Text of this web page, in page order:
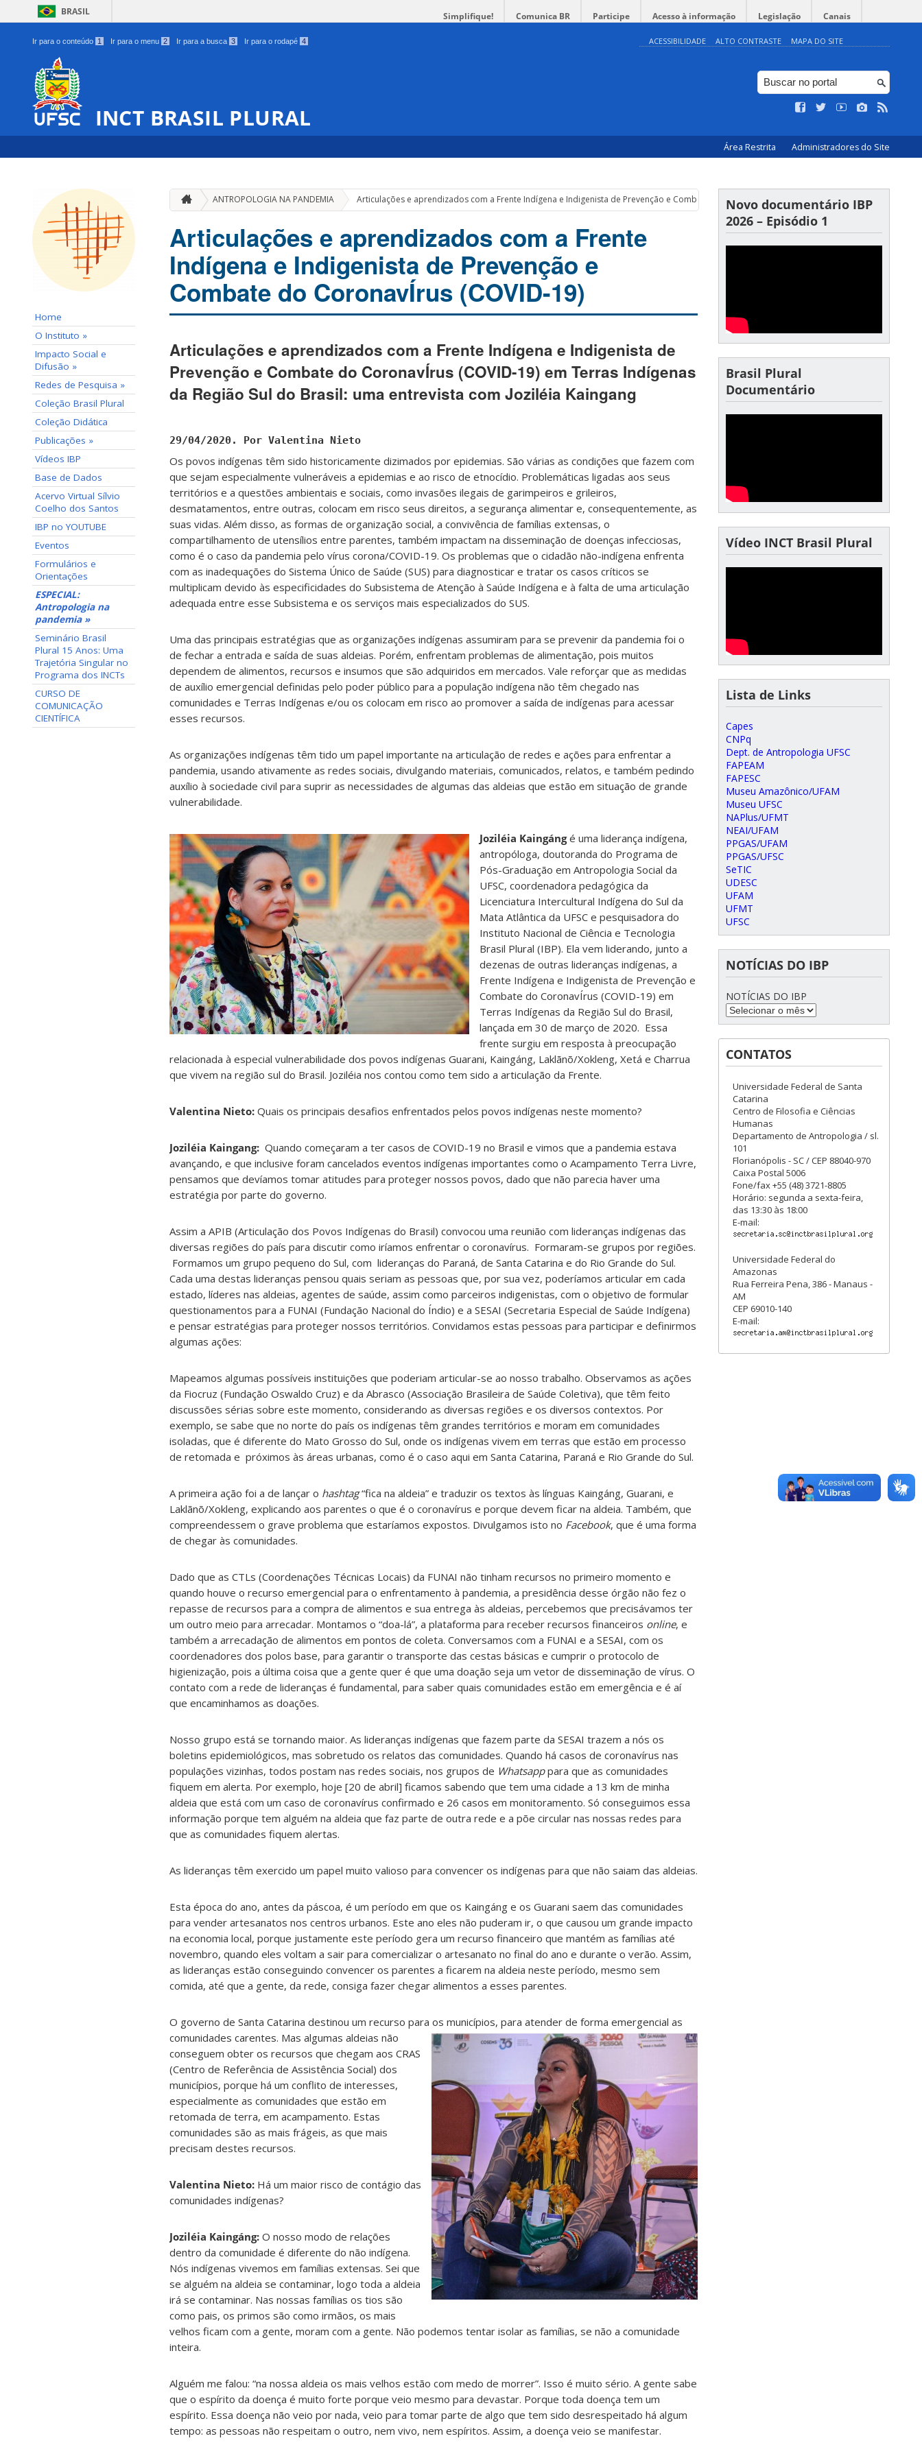
BRASIL Simplifique! Comunica BR Participe Acesso à informação Legislação Canais
Ir para o conteúdo 1 Ir para o menu 2 Ir para a busca 3 Ir para o rodapé 4 ACESSIBILIDADE ALTO CONTRASTE MAPA DO SITE
INCT BRASIL PLURAL
Área Restrita Administradores do Site
Home
O Instituto »
Impacto Social e
Difusão »
Redes de Pesquisa »
Coleção Brasil Plural
Coleção Didática
Publicações »
Vídeos IBP
Base de Dados
Acervo Virtual Sílvio
Coelho dos Santos
IBP no YOUTUBE
Eventos
Formulários e
Orientações
ESPECIAL:
Antropologia na
pandemia »
Seminário Brasil
Plural 15 Anos: Uma
Trajetória Singular no
Programa dos INCTs
CURSO DE
COMUNICAÇÃO
CIENTÍFICA
ANTROPOLOGIA NA PANDEMIA Articulações e aprendizados com a Frente Indígena e Indigenista de Prevenção e Combate do CoronavÍrus (COVID-19)
Articulações e aprendizados com a Frente
Indígena e Indigenista de Prevenção e
Combate do CoronavÍrus (COVID-19)
Articulações e aprendizados com a Frente Indígena e Indigenista de
Prevenção e Combate do CoronavÍrus (COVID-19) em Terras Indígenas
da Região Sul do Brasil: uma entrevista com Joziléia Kaingang
29/04/2020. Por Valentina Nieto
Os povos indígenas têm sido historicamente dizimados por epidemias. São várias as condições que fazem com
que sejam especialmente vulneráveis a epidemias e ao risco de etnocídio. Problemáticas ligadas aos seus
territórios e a questões ambientais e sociais, como invasões ilegais de garimpeiros e grileiros,
desmatamentos, entre outras, colocam em risco seus direitos, a segurança alimentar e, consequentemente, as
suas vidas. Além disso, as formas de organização social, a convivência de famílias extensas, o
compartilhamento de utensílios entre parentes, também impactam na disseminação de doenças infecciosas,
como é o caso da pandemia pelo vírus corona/COVID-19. Os problemas que o cidadão não-indígena enfrenta
com as inadequações do Sistema Único de Saúde (SUS) para diagnosticar e tratar os casos críticos se
multiplicam devido às especificidades do Subsistema de Atenção à Saúde Indígena e à falta de uma articulação
adequada entre esse Subsistema e os serviços mais especializados do SUS.
Uma das principais estratégias que as organizações indígenas assumiram para se prevenir da pandemia foi o
de fechar a entrada e saída de suas aldeias. Porém, enfrentam problemas de alimentação, pois muitos
dependem de alimentos, recursos e insumos que são adquiridos em mercados. Vale reforçar que as medidas
de auxílio emergencial definidas pelo poder público para a população indígena não têm chegado nas
comunidades e Terras Indígenas e/ou os colocam em risco ao promover a saída de indígenas para acessar
esses recursos.
As organizações indígenas têm tido um papel importante na articulação de redes e ações para enfrentar a
pandemia, usando ativamente as redes sociais, divulgando materiais, comunicados, relatos, e também pedindo
auxílio à sociedade civil para suprir as necessidades de algumas das aldeias que estão em situação de grande
vulnerabilidade.
Joziléia Kaingángé uma liderança indígena,
antropóloga, doutoranda do Programa de
Pós-Graduação em Antropologia Social da
UFSC, coordenadora pedagógica da
Licenciatura Intercultural Indígena do Sul da
Mata Atlântica da UFSC e pesquisadora do
Instituto Nacional de Ciência e Tecnologia
Brasil Plural (IBP). Ela vem liderando, junto a
dezenas de outras lideranças indígenas, a
Frente Indígena e Indigenista de Prevenção e
Combate do CoronavÍrus (COVID-19) em
Terras Indígenas da Região Sul do Brasil,
lançada em 30 de março de 2020. Essa
frente surgiu em resposta à preocupação
relacionada à especial vulnerabilidade dos povos indígenas Guarani, Kaingáng, Laklãnõ/Xokleng, Xetá e Charrua
que vivem na região sul do Brasil. Joziléia nos contou como tem sido a articulação da Frente.
Valentina Nieto: Quais os principais desafios enfrentados pelos povos indígenas neste momento?
Joziléia Kaingang: Quando começaram a ter casos de COVID-19 no Brasil e vimos que a pandemia estava
avançando, e que inclusive foram cancelados eventos indígenas importantes como o Acampamento Terra Livre,
pensamos que devíamos tomar atitudes para proteger nossos povos, dado que não parecia haver uma
estratégia por parte do governo.
Assim a APIB (Articulação dos Povos Indígenas do Brasil) convocou uma reunião com lideranças indígenas das
diversas regiões do país para discutir como iríamos enfrentar o coronavírus. Formaram-se grupos por regiões.
Formamos um grupo pequeno do Sul, com lideranças do Paraná, de Santa Catarina e do Rio Grande do Sul.
Cada uma destas lideranças pensou quais seriam as pessoas que, por sua vez, poderíamos articular em cada
estado, líderes nas aldeias, agentes de saúde, assim como parceiros indigenistas, com o objetivo de formular
questionamentos para a FUNAI (Fundação Nacional do Índio) e a SESAI (Secretaria Especial de Saúde Indígena)
e pensar estratégias para proteger nossos territórios. Convidamos estas pessoas para participar e definirmos
algumas ações:
Mapeamos algumas possíveis instituições que poderiam articular-se ao nosso trabalho. Observamos as ações
da Fiocruz (Fundação Oswaldo Cruz) e da Abrasco (Associação Brasileira de Saúde Coletiva), que têm feito
discussões sérias sobre este momento, considerando as diversas regiões e os diversos contextos. Por
exemplo, se sabe que no norte do país os indígenas têm grandes territórios e moram em comunidades
isoladas, que é diferente do Mato Grosso do Sul, onde os indígenas vivem em terras que estão em processo
de retomada e próximos às áreas urbanas, como é o caso aqui em Santa Catarina, Paraná e Rio Grande do Sul.
A primeira ação foi a de lançar o hashtag“fica na aldeia” e traduzir os textos às línguas Kaingáng, Guarani, e
Laklãnõ/Xokleng, explicando aos parentes o que é o coronavírus e porque devem ficar na aldeia. Também, que
compreendessem o grave problema que estaríamos expostos. Divulgamos isto no Facebook, que é uma forma
de chegar às comunidades.
Dado que as CTLs (Coordenações Técnicas Locais) da FUNAI não tinham recursos no primeiro momento e
quando houve o recurso emergencial para o enfrentamento à pandemia, a presidência desse órgão não fez o
repasse de recursos para a compra de alimentos e sua entrega às aldeias, percebemos que precisávamos ter
um outro meio para arrecadar. Montamos o “doa-lá”, a plataforma para receber recursos financeiros online, e
também a arrecadação de alimentos em pontos de coleta. Conversamos com a FUNAI e a SESAI, com os
coordenadores dos polos base, para garantir o transporte das cestas básicas e cumprir o protocolo de
higienização, pois a última coisa que a gente quer é que uma doação seja um vetor de disseminação de vírus. O
contato com a rede de lideranças é fundamental, para saber quais comunidades estão em emergência e é aí
que encaminhamos as doações.
Nosso grupo está se tornando maior. As lideranças indígenas que fazem parte da SESAI trazem a nós os
boletins epidemiológicos, mas sobretudo os relatos das comunidades. Quando há casos de coronavírus nas
populações vizinhas, todos postam nas redes sociais, nos grupos de Whatsapppara que as comunidades
fiquem em alerta. Por exemplo, hoje [20 de abril] ficamos sabendo que tem uma cidade a 13 km de minha
aldeia que está com um caso de coronavírus confirmado e 26 casos em monitoramento. Só conseguimos essa
informação porque tem alguém na aldeia que faz parte de outra rede e a põe circular nas nossas redes para
que as comunidades fiquem alertas.
As lideranças têm exercido um papel muito valioso para convencer os indígenas para que não saiam das aldeias.
Esta época do ano, antes da páscoa, é um período em que os Kaingáng e os Guarani saem das comunidades
para vender artesanatos nos centros urbanos. Este ano eles não puderam ir, o que causou um grande impacto
na economia local, porque justamente este período gera um recurso financeiro que mantém as famílias até
novembro, quando eles voltam a sair para comercializar o artesanato no final do ano e durante o verão. Assim,
as lideranças estão conseguindo convencer os parentes a ficarem na aldeia neste período, mesmo sem
comida, até que a gente, da rede, consiga fazer chegar alimentos a esses parentes.
O governo de Santa Catarina destinou um recurso para os municípios, para atender de forma emergencial as
comunidades carentes. Mas algumas aldeias não
conseguem obter os recursos que chegam aos CRAS
(Centro de Referência de Assistência Social) dos
municípios, porque há um conflito de interesses,
especialmente as comunidades que estão em
retomada de terra, em acampamento. Estas
comunidades são as mais frágeis, as que mais
precisam destes recursos.
Valentina Nieto: Há um maior risco de contágio das
comunidades indígenas?
Joziléia Kaingáng: O nosso modo de relações
dentro da comunidade é diferente do não indígena.
Nós indígenas vivemos em famílias extensas. Sei que
se alguém na aldeia se contaminar, logo toda a aldeia
irá se contaminar. Nas nossas famílias os tios são
como pais, os primos são como irmãos, os mais
velhos ficam com a gente, moram com a gente. Não podemos tentar isolar as famílias, se não a comunidade
inteira.
Alguém me falou: “na nossa aldeia os mais velhos estão com medo de morrer”. Isso é muito sério. A gente sabe
que o espírito da doença é muito forte porque veio mesmo para devastar. Porque toda doença tem um
espírito. Essa doença não veio por nada, veio para tomar parte de algo que tem sido desrespeitado há algum
tempo: as pessoas não respeitam o outro, nem vivo, nem espíritos. Assim, a doença veio se manifestar.
Novo documentário IBP
2026 – Episódio 1
Brasil Plural
Documentário
Vídeo INCT Brasil Plural
Lista de Links
Capes
CNPq
Dept. de Antropologia UFSC
FAPEAM
FAPESC
Museu Amazônico/UFAM
Museu UFSC
NAPlus/UFMT
NEAI/UFAM
PPGAS/UFAM
PPGAS/UFSC
SeTIC
UDESC
UFAM
UFMT
UFSC
NOTÍCIAS DO IBP
NOTÍCIAS DO IBP
CONTATOS
Universidade Federal de Santa
Catarina
Centro de Filosofia e Ciências
Humanas
Departamento de Antropologia / sl.
101
Florianópolis - SC / CEP 88040-970
Caixa Postal 5006
Fone/fax +55 (48) 3721-8805
Horário: segunda a sexta-feira,
das 13:30 às 18:00
E-mail:
Universidade Federal do
Amazonas
Rua Ferreira Pena, 386 - Manaus -
AM
CEP 69010-140
E-mail: